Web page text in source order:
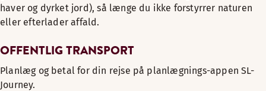
haver og dyrket jord), så længe du ikke forstyrrer naturen
eller efterlader affald.
OFFENTLIG TRANSPORT
Planlæg og betal for din rejse på planlægnings-appen SL-
Journey.